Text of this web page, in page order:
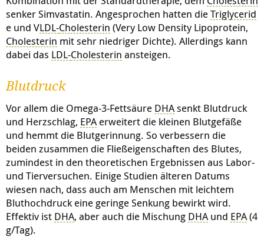
senker Simvastatin. Angesprochen hatten dieTriglycerid
e und VLDL-Cholesterin (Very Low Density Lipoprotein,
Cholesterin mit sehr niedriger Dichte). Allerdings kann
dabei das LDL-Cholesterin ansteigen.
Blutdruck
Vor allem die Omega-3-Fettsäure DHAsenkt Blutdruck
und Herzschlag, EPAerweitert die kleinen Blutgefäße
und hemmt die Blutgerinnung. So verbessern die
beiden zusammen die Fließeigenschaften des Blutes,
zumindest in den theoretischen Ergebnissen aus Labor-
und Tierversuchen. Einige Studien älteren Datums
wiesen nach, dass auch am Menschen mit leichtem
Bluthochdruck eine geringe Senkung bewirkt wird.
Effektiv ist DHA, aber auch die Mischung DHAund EPA(4
g/Tag).